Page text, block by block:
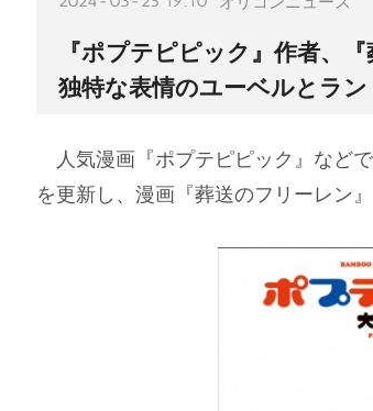
『ポプテピピック』作者、
独特な表情のユーベルとラン
人気漫画『ポプテピピック』など
を更新し、漫画『葬送のフリーレン